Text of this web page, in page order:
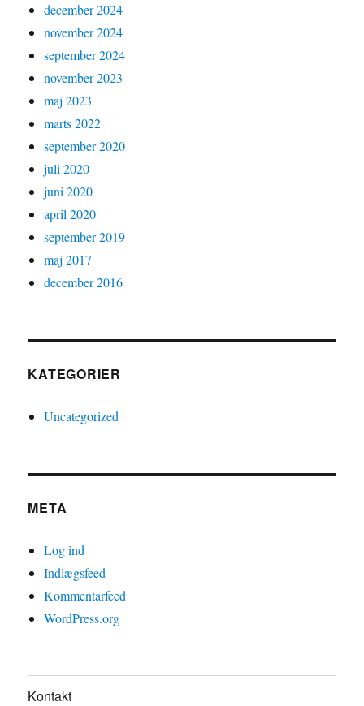
december 2024
november 2024
september 2024
november 2023
maj 2023
marts 2022
september 2020
juli 2020
juni 2020
april 2020
september 2019
maj 2017
december 2016
KATEGORIER
Uncategorized
META
Log ind
Indlægsfeed
Kommentarfeed
WordPress.org
Kontakt